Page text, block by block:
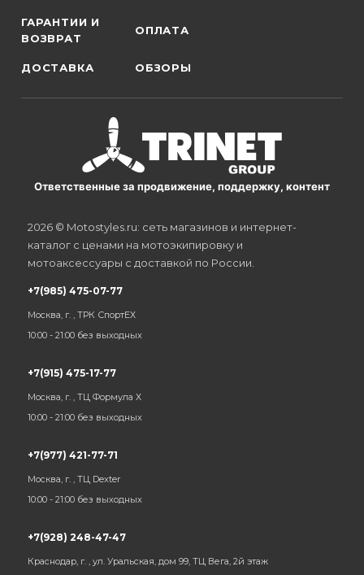
ГАРАНТИИ И
ВОЗВРАТ
ОПЛАТА
ДОСТАВКА ОБЗОРЫ
Ответственные за продвижение, поддержку, контент
2026 © Motostyles.ru: сеть магазинов и интернет-
каталог с ценами на мотоэкипировку и
мотоаксессуары с доставкой по России.
+7(985) 475-07-77
Москва, г. , ТРК СпортЕХ
10:00 - 21:00 без выходных
+7(915) 475-17-77
Москва, г. , ТЦ Формула Х
10:00 - 21:00 без выходных
+7(977) 421-77-71
Москва, г. , ТЦ Dexter
10:00 - 21:00 без выходных
+7(928) 248-47-47
Краснодар, г. , ул. Уральская, дом 99, ТЦ Вега, 2й этаж